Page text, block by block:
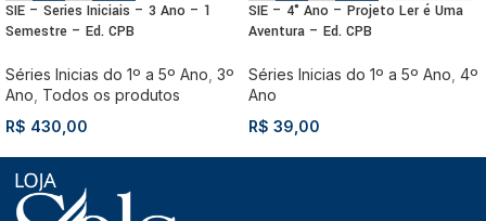
SIE – Series Iniciais – 3 Ano – 1
Semestre – Ed. CPB
Séries Inicias do 1º a 5º Ano 3º
Ano Todos os produtos
R$ 430,00
SIE – 4° Ano – Projeto Ler é Uma
Aventura – Ed. CPB
Séries Inicias do 1º a 5º Ano 4º
Ano
R$ 39,00